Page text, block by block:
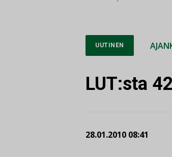
UUTINEN
LUT:sta
28.01.2010 08:41